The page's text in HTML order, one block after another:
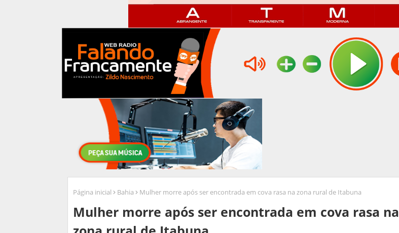
Página inicial Bahia Mulher morre após ser encontrada em cova rasa na zona rural de Itabuna
Mulher morre após ser encontrada em cova rasa na